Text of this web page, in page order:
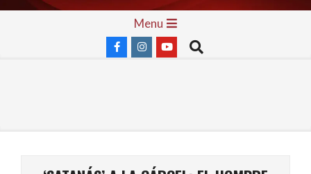
Skip
Menu
Search